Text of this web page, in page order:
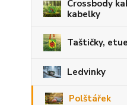
Crossbody
kabelky
Taštičky,
Ledvinky
Polštářek